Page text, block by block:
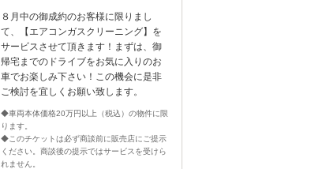
８月中の御成約のお客様に限りまし
て、【エアコンガスクリーニング】を
サービスさせて頂きます！まずは、御
帰宅までのドライブをお気に入りのお
車でお楽しみ下さい！この機会に是非
ご検討を宜しくお願い致します。
◆車両本体価格20万円以上（税込）の物件に限
ります。
◆このチケットは必ず商談前に販売店にご提示
ください。商談後の提示ではサービスを受けら
れません。